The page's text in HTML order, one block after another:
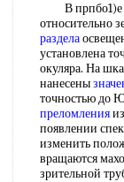
В прпбо1)е
относительно
раздела
установлена
окуляра. На
нанесены
точностью до
преломления
появлении
изменить
вращаются
зрительной